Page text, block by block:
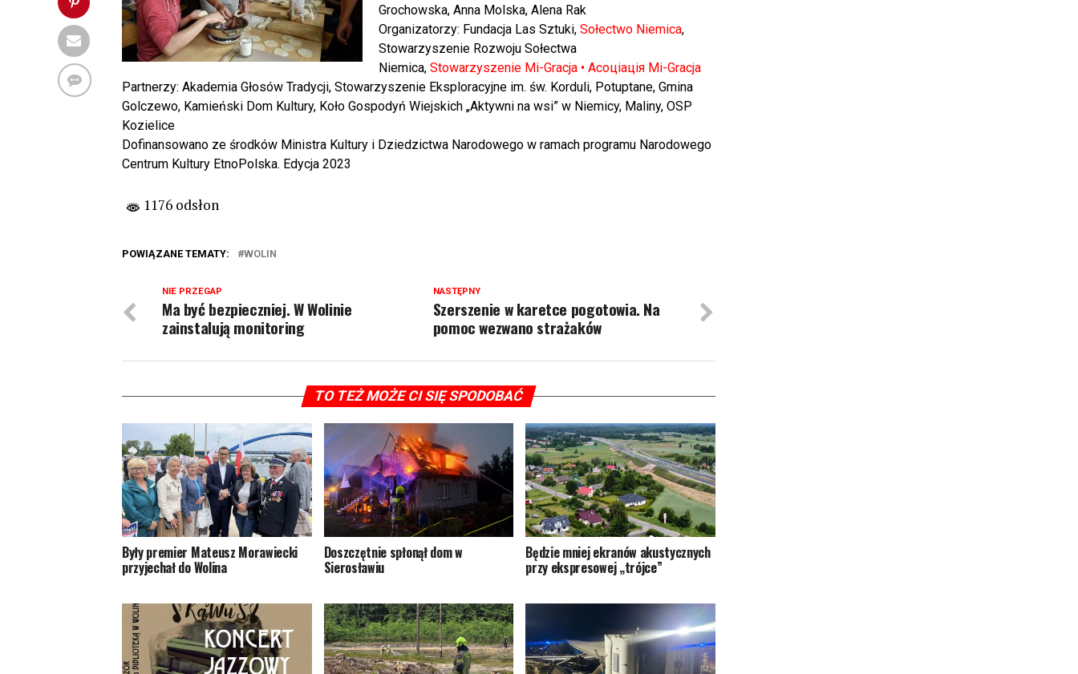
Grochowska, Anna Molska, Alena Rak
Organizatorzy: Fundacja Las Sztuki, Sołectwo Niemica,
Stowarzyszenie Rozwoju Sołectwa
Niemica, Stowarzyszenie Mi-Gracja • Асоціація Mi-Gracja
Partnerzy: Akademia Głosów Tradycji, Stowarzyszenie Eksploracyjne im. św. Korduli, Potuptane, Gmina
Golczewo, Kamieński Dom Kultury, Koło Gospodyń Wiejskich „Aktywni na wsi” w Niemicy, Maliny, OSP
Kozielice
Dofinansowano ze środków Ministra Kultury i Dziedzictwa Narodowego w ramach programu Narodowego
Centrum Kultury EtnoPolska. Edycja 2023
1176 odsłon
POWIĄZANE TEMATY: WOLIN
NASTĘPNY
Szerszenie w karetce pogotowia. Na
pomoc wezwano strażaków
NIE PRZEGAP
Ma być bezpieczniej. W Wolinie
zainstalują monitoring
TO TEŻ MOŻE CI SIĘ SPODOBAĆ
Były premier Mateusz Morawiecki
przyjechał do Wolina
Doszczętnie spłonął dom w
Sierosławiu
Będzie mniej ekranów akustycznych
przy ekspresowej „trójce”